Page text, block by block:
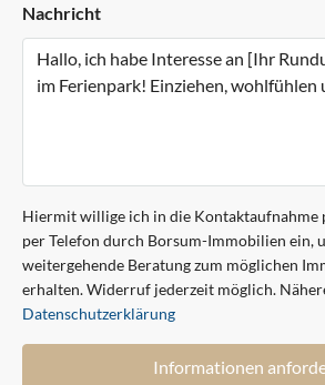
Nachricht
Hiermit willige ich in die Kontaktaufnahme
per Telefon durch Borsum-Immobilien ein,
weitergehende Beratung zum möglichen
erhalten. Widerruf jederzeit möglich.
Datenschutzerklärung
Informationen